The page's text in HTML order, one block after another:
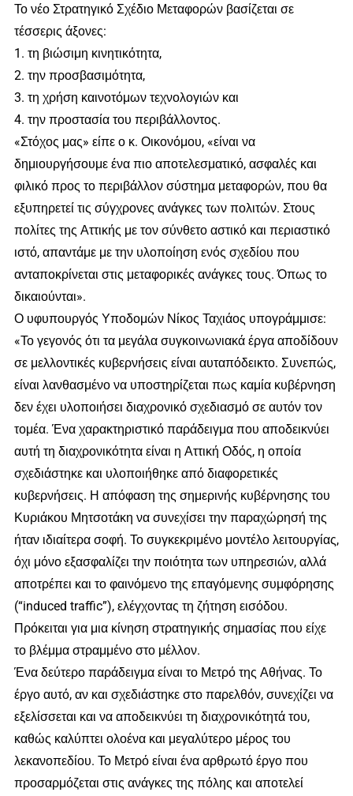
Το νέο Στρατηγικό Σχέδιο Μεταφορών βασίζεται σε
τέσσερις άξονες:
1. τη βιώσιμη κινητικότητα,
2. την προσβασιμότητα,
3. τη χρήση καινοτόμων τεχνολογιών και
4. την προστασία του περιβάλλοντος.
«Στόχος μας» είπε ο κ. Οικονόμου, «είναι να
δημιουργήσουμε ένα πιο αποτελεσματικό, ασφαλές και
φιλικό προς το περιβάλλον σύστημα μεταφορών, που θα
εξυπηρετεί τις σύγχρονες ανάγκες των πολιτών. Στους
πολίτες της Αττικής με τον σύνθετο αστικό και περιαστικό
ιστό, απαντάμε με την υλοποίηση ενός σχεδίου που
ανταποκρίνεται στις μεταφορικές ανάγκες τους. Όπως το
δικαιούνται».
Ο υφυπουργός Υποδομών Νίκος Ταχιάος υπογράμμισε:
«Το γεγονός ότι τα μεγάλα συγκοινωνιακά έργα αποδίδουν
σε μελλοντικές κυβερνήσεις είναι αυταπόδεικτο. Συνεπώς,
είναι λανθασμένο να υποστηρίζεται πως καμία κυβέρνηση
δεν έχει υλοποιήσει διαχρονικό σχεδιασμό σε αυτόν τον
τομέα. Ένα χαρακτηριστικό παράδειγμα που αποδεικνύει
αυτή τη διαχρονικότητα είναι η Αττική Οδός, η οποία
σχεδιάστηκε και υλοποιήθηκε από διαφορετικές
κυβερνήσεις. Η απόφαση της σημερινής κυβέρνησης του
Κυριάκου Μητσοτάκη να συνεχίσει την παραχώρησή της
ήταν ιδιαίτερα σοφή. Το συγκεκριμένο μοντέλο λειτουργίας,
όχι μόνο εξασφαλίζει την ποιότητα των υπηρεσιών, αλλά
αποτρέπει και το φαινόμενο της επαγόμενης συμφόρησης
(“induced traffic”), ελέγχοντας τη ζήτηση εισόδου.
Πρόκειται για μια κίνηση στρατηγικής σημασίας που είχε
το βλέμμα στραμμένο στο μέλλον.
Ένα δεύτερο παράδειγμα είναι το Μετρό της Αθήνας. Το
έργο αυτό, αν και σχεδιάστηκε στο παρελθόν, συνεχίζει να
εξελίσσεται και να αποδεικνύει τη διαχρονικότητά του,
καθώς καλύπτει ολοένα και μεγαλύτερο μέρος του
λεκανοπεδίου. Το Μετρό είναι ένα αρθρωτό έργο που
προσαρμόζεται στις ανάγκες της πόλης και αποτελεί